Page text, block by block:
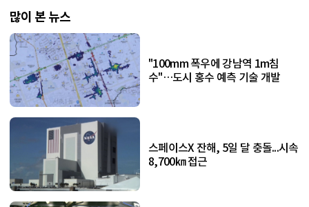
많이 본 뉴스
"100mm 폭우에 강남역 1m침
수"…도시 홍수 예측 기술 개발
스페이스X 잔해, 5일 달 충돌...시속
8,700㎞ 접근